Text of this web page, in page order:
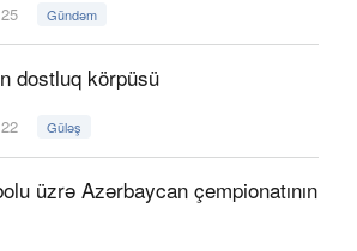
Gündəm
dostluq körpüsü
Güləş
üzrə Azərbaycan çempionatının